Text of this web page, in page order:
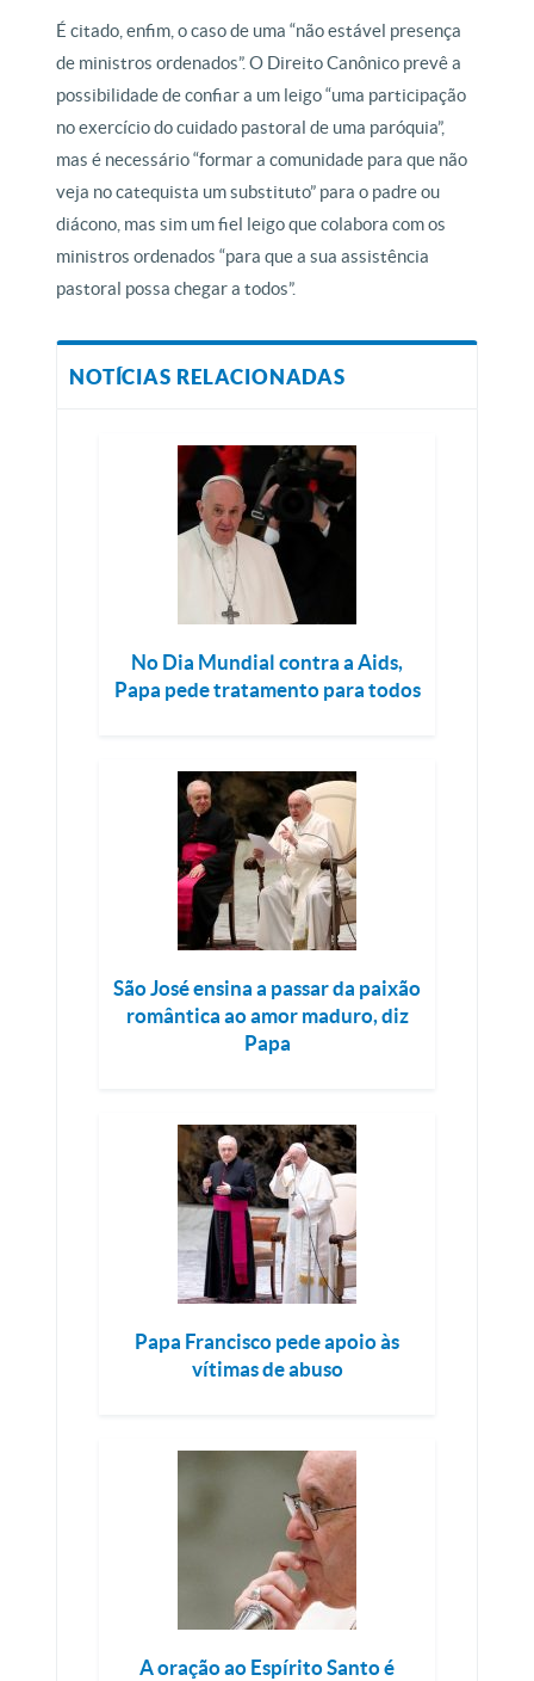
É citado, enfim, o caso de uma “não estável presença
de ministros ordenados”. O Direito Canônico prevê a
possibilidade de confiar a um leigo “uma participação
no exercício do cuidado pastoral de uma paróquia”,
mas é necessário “formar a comunidade para que não
veja no catequista um substituto” para o padre ou
diácono, mas sim um fiel leigo que colabora com os
ministros ordenados “para que a sua assistência
pastoral possa chegar a todos”.
NOTÍCIAS RELACIONADAS
No Dia Mundial contra a Aids,
Papa pede tratamento para todos
São José ensina a passar da paixão
romântica ao amor maduro, diz
Papa
Papa Francisco pede apoio às
vítimas de abuso
A oração ao Espírito Santo é